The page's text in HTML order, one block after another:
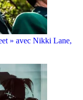
» avec Nikki Lane,